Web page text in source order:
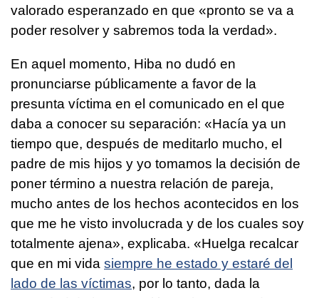
valorado esperanzado en que «pronto se va a
poder resolver y sabremos toda la verdad».
En aquel momento, Hiba no dudó en
pronunciarse públicamente a favor de la
presunta víctima en el comunicado en el que
daba a conocer su separación: «Hacía ya un
tiempo que, después de meditarlo mucho, el
padre de mis hijos y yo tomamos la decisión de
poner término a nuestra relación de pareja,
mucho antes de los hechos acontecidos en los
que me he visto involucrada y de los cuales soy
totalmente ajena», explicaba. «Huelga recalcar
que en mi vida siempre he estado y estaré del
lado de las víctimas, por lo tanto, dada la